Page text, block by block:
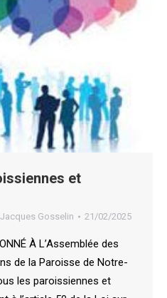
et
Jacques Gosselin 21/02/2025
À L’Assemblée des
de la Paroisse de Notre-
les paroissiennes et